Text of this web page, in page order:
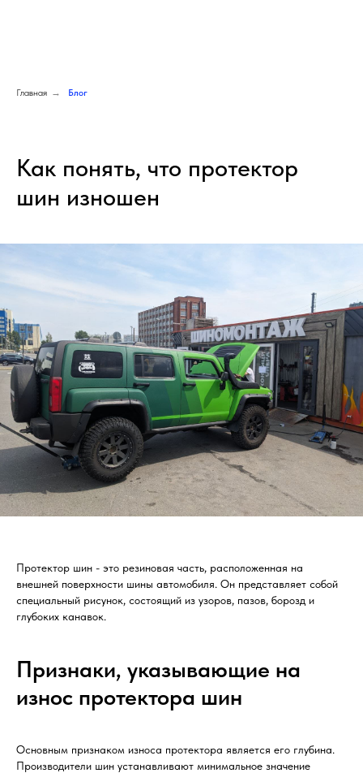
Главная → Блог
Как понять, что протектор
шин изношен
Протектор шин - это резиновая часть, расположенная на
внешней поверхности шины автомобиля. Он представляет собой
специальный рисунок, состоящий из узоров, пазов, борозд и
глубоких канавок.
Признаки, указывающие на
износ протектора шин
Основным признаком износа протектора является его глубина.
Производители шин устанавливают минимальное значение